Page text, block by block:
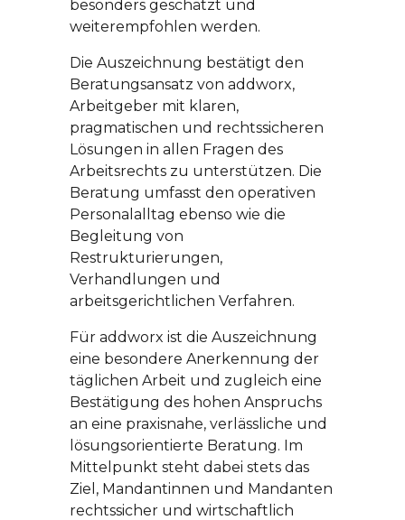
besonders geschätzt und
weiterempfohlen werden.
Die Auszeichnung bestätigt den
Beratungsansatz von addworx,
Arbeitgeber mit klaren,
pragmatischen und rechtssicheren
Lösungen in allen Fragen des
Arbeitsrechts zu unterstützen. Die
Beratung umfasst den operativen
Personalalltag ebenso wie die
Begleitung von
Restrukturierungen,
Verhandlungen und
arbeitsgerichtlichen Verfahren.
Für addworx ist die Auszeichnung
eine besondere Anerkennung der
täglichen Arbeit und zugleich eine
Bestätigung des hohen Anspruchs
an eine praxisnahe, verlässliche und
lösungsorientierte Beratung. Im
Mittelpunkt steht dabei stets das
Ziel, Mandantinnen und Mandanten
rechtssicher und wirtschaftlich